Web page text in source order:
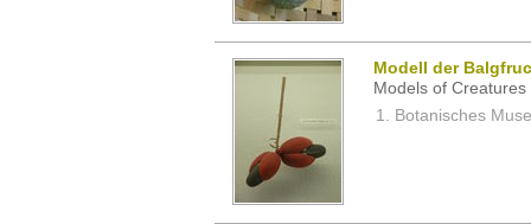
Modell der
Models of
Botanisches